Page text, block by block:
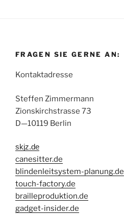
FRAGEN SIE GERNE AN:
Kontaktadresse
Steffen Zimmermann
Zionskirchstrasse 73
D—10119 Berlin
skjz.de
canesitter.de
blindenleitsystem-planung.de
touch-factory.de
brailleproduktion.de
gadget-insider.de